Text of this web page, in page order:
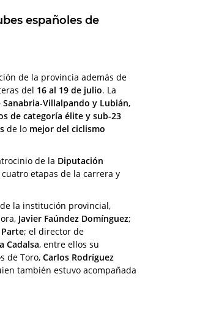
españoles de
de la provincia además de
del 16 al 19 de julio. La
Villalpando y Lubián,
de categoría élite y sub-23
de lo mejor del ciclismo
de la Diputación
etapas de la carrera y
la institución provincial,
Javier Faúndez Domínguez;
; el director de
Cadalsa, entre ellos su
de Toro, Carlos Rodríguez
también estuvo acompañada